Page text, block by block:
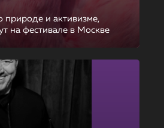
природе и активизме,
на фестивале в Москве